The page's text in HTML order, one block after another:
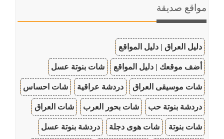
مواقع صديقة
دليل العراق | دليل المواقع
أضف موقعك | دليل المواقع شات بنوتة عسل
شات موسيقى العراق دردشة عراقية شات احساس
دردشة بنوتة حب شات بحور العرب شات العراق
شات بنوتة شات هوى دجلة دردشة بنوتة عسل